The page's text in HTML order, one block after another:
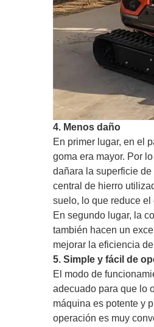
4. Menos daño
En primer lugar, en el
goma era mayor. Por
dañara la superficie
central de hierro
suelo, lo que reduce el
En segundo lugar, la
también hacen un
mejorar la eficiencia
5. Simple y fácil de
El modo de
adecuado para que lo
máquina es potente y
operación es muy